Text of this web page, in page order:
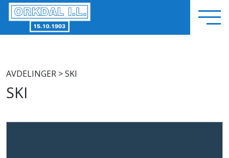
AVDELINGER > SKI
SKI